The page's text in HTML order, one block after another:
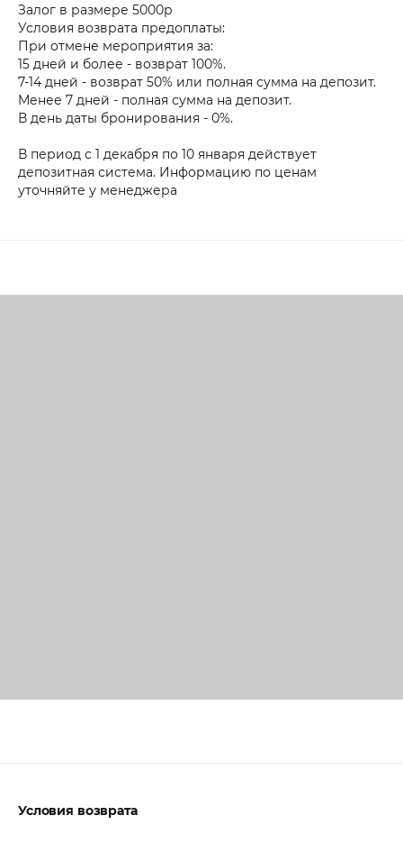
Залог в размере 5000р
Условия возврата предоплаты:
При отмене мероприятия за:
15 дней и более - возврат 100%.
7-14 дней - возврат 50% или полная сумма на депозит.
Менее 7 дней - полная сумма на депозит.
В день даты бронирования - 0%.
В период с 1 декабря по 10 января действует
депозитная система. Информацию по ценам
уточняйте у менеджера
Условия возврата